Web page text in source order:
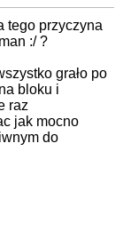
tego przyczyna
:/ ?
grało po
bloku i
raz
jak mocno
do